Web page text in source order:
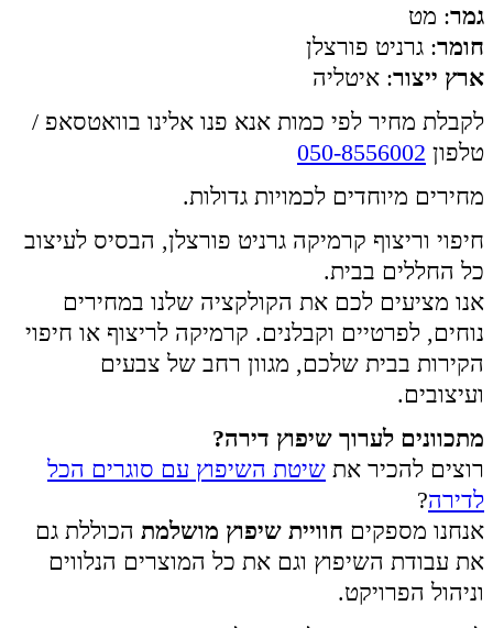
גמר: מט
חומר: גרניט פורצלן
ארץ ייצור: איטליה
לקבלת מחיר לפי כמות אנא פנו אלינו בוואטסאפ /
טלפון 050-8556002
מחירים מיוחדים לכמויות גדולות.
חיפוי וריצוף קרמיקה גרניט פורצלן, הבסיס לעיצוב
כל החללים בבית.
אנו מציעים לכם את הקולקציה שלנו במחירים
נוחים, לפרטיים וקבלנים. קרמיקה לריצוף או חיפוי
הקירות בבית שלכם, מגוון רחב של צבעים
ועיצובים.
מתכוונים לערוך שיפוץ דירה?
רוצים להכיר את שיטת השיפוץ עם סוגרים הכל
לדירה?
אנחנו מספקים חוויית שיפוץ מושלמת הכוללת גם
את עבודת השיפוץ וגם את כל המוצרים הנלווים
וניהול הפרויקט.